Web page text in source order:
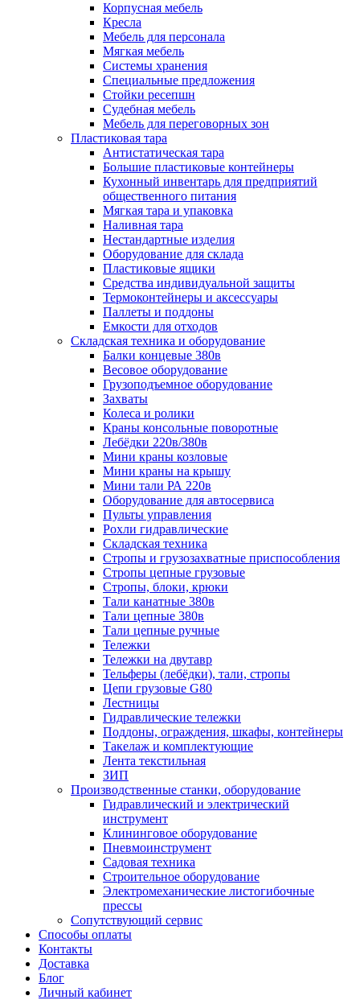
Корпусная мебель
Кресла
Мебель для персонала
Мягкая мебель
Системы хранения
Специальные предложения
Стойки ресепшн
Судебная мебель
Мебель для переговорных зон
Пластиковая тара
Антистатическая тара
Большие пластиковые контейнеры
Кухонный инвентарь для предприятий
общественного питания
Мягкая тара и упаковка
Наливная тара
Нестандартные изделия
Оборудование для склада
Пластиковые ящики
Средства индивидуальной защиты
Термоконтейнеры и аксессуары
Паллеты и поддоны
Емкости для отходов
Складская техника и оборудование
Балки концевые 380в
Весовое оборудование
Грузоподъемное оборудование
Захваты
Колеса и ролики
Краны консольные поворотные
Лебёдки 220в/380в
Мини краны козловые
Мини краны на крышу
Мини тали РА 220в
Оборудование для автосервиса
Пульты управления
Рохли гидравлические
Складская техника
Стропы и грузозахватные приспособления
Стропы цепные грузовые
Стропы, блоки, крюки
Тали канатные 380в
Тали цепные 380в
Тали цепные ручные
Тележки
Тележки на двутавр
Тельферы (лебёдки), тали, стропы
Цепи грузовые G80
Лестницы
Гидравлические тележки
Поддоны, ограждения, шкафы, контейнеры
Такелаж и комплектующие
Лента текстильная
ЗИП
Производственные станки, оборудование
Гидравлический и электрический
инструмент
Клининговое оборудование
Пневмоинструмент
Садовая техника
Строительное оборудование
Электромеханические листогибочные
прессы
Сопутствующий сервис
Способы оплаты
Контакты
Доставка
Блог
Личный кабинет